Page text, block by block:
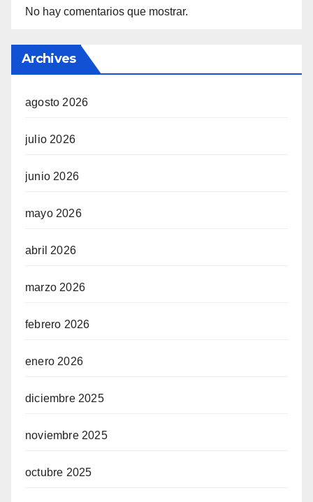
No hay comentarios que mostrar.
Archives
agosto 2026
julio 2026
junio 2026
mayo 2026
abril 2026
marzo 2026
febrero 2026
enero 2026
diciembre 2025
noviembre 2025
octubre 2025